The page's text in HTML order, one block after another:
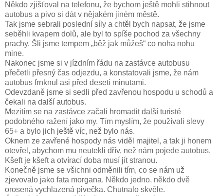
Někdo zjišťoval na telefonu, že bychom ještě mohli stihnout
autobus a pivo si dát v nějakém jiném městě.
Tak jsme sebrali poslední síly a chtěl bych napsat, že jsme
seběhli kvapem dolů, ale byl to spíše pochod za všechny
prachy. Šli jsme tempem „běž jak můžeš“ co noha nohu
mine.
Nakonec jsme si v jízdním řádu na zastávce autobusu
přečetli přesný čas odjezdu, a konstatovali jsme, že nám
autobus frnknul asi před deseti minutami.
Odevzdaně jsme si sedli před zavřenou hospodu u schodů a
čekali na další autobus.
Mezitím se na zastávce začali hromadit další turisté
podobného ražení jako my. Tím myslím, že používali slevy
65+ a bylo jich ještě víc, než bylo nás.
Oknem ze zavřené hospody nás viděl majitel, a tak ji honem
otevřel, abychom mu neutekli dřív, než nám pojede autobus.
Kšeft je kšeft a otvírací doba musí jít stranou.
Konečně jsme se všichni odměnili tím, co se nám už
zjevovalo jako fata morgana. Někdo jedno, někdo dvě
orosená vychlazená pivečka. Chutnalo skvěle.